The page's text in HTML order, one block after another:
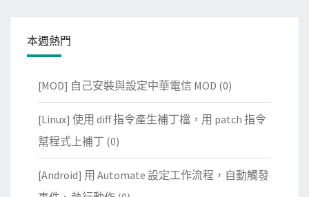
本週熱門
[MOD] 自己安裝與設定中華電信 MOD (0)
[Linux] 使用 diff 指令產生補丁檔，用 patch 指令
幫程式上補丁 (0)
[Android] 用 Automate 設定工作流程，自動觸發